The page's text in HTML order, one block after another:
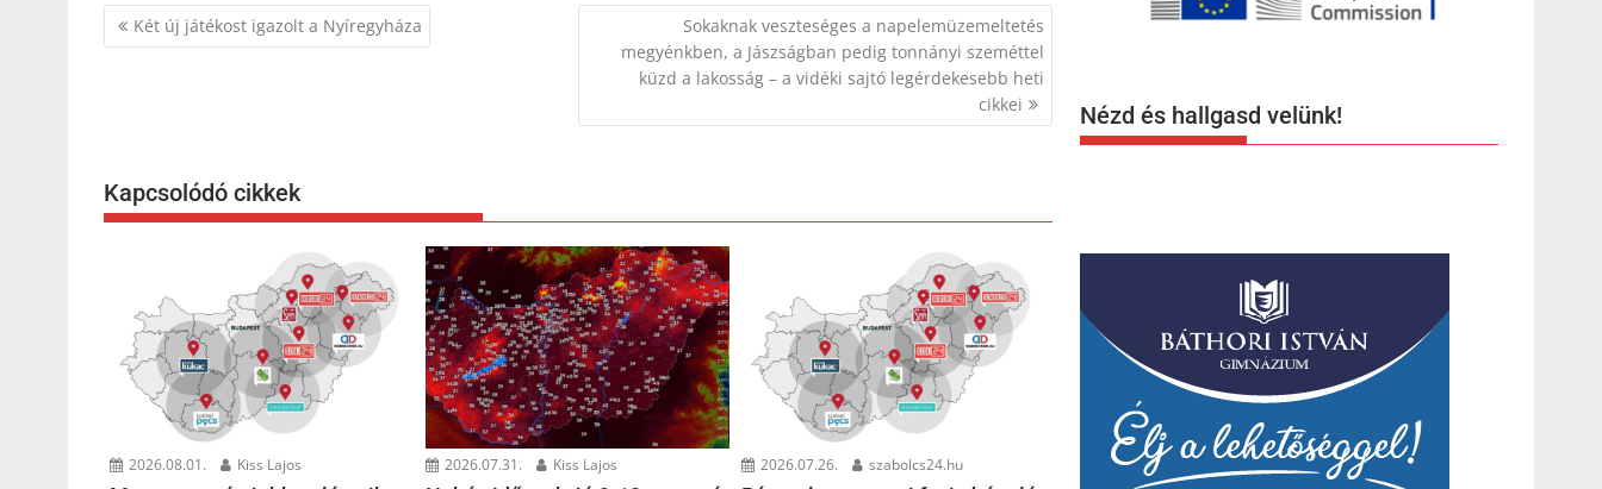
Bejegyzés
navigáció
Két új játékost igazolt a Nyíregyháza
Sokaknak veszteséges a napelemüzemeltetés
megyénkben, a Jászságban pedig tonnányi szeméttel
küzd a lakosság – a vidéki sajtó legérdekesebb heti
cikkei
Kapcsolódó cikkek
2026.08.01. Kiss Lajos 2026.07.31. Kiss Lajos 2026.07.26. szabolcs24.hu
Nézd és hallgasd velünk!